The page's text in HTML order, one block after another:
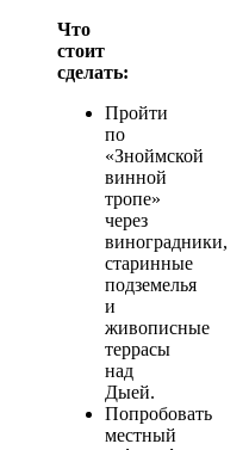
Что
стоит
сделать:
Пройти
по
«Зноймской
винной
тропе»
через
виноградники,
старинные
подземелья
и
живописные
террасы
над
Дыей.
Попробовать
местный